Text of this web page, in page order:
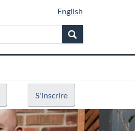
English
S'inscrire